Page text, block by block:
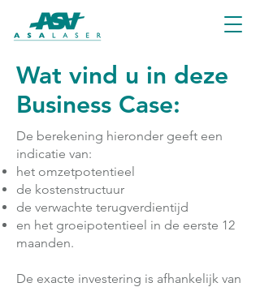
Wat vind u in deze
Business Case:
De berekening hieronder geeft een
indicatie van:
het omzetpotentieel
de kostenstructuur
de verwachte terugverdientijd
en het groeipotentieel in de eerste 12
maanden.
De exacte investering is afhankelijk van